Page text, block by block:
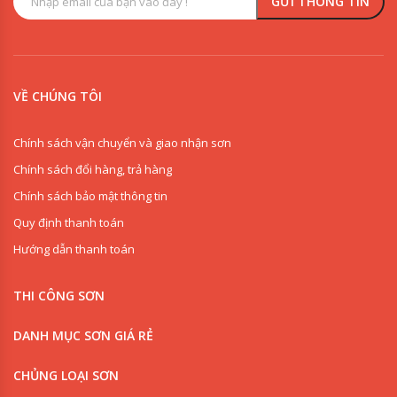
loãng bằng dung môi chuyên dụng
thoáng để đạt hiệu quả tối ưu.
VỀ CHÚNG TÔI
Chính sách vận chuyển và giao nhận sơn
Chính sách đổi hàng, trả hàng
Chính sách bảo mật thông tin
Quy định thanh toán
Hướng dẫn thanh toán
THI CÔNG SƠN
DANH MỤC SƠN GIÁ RẺ
CHỦNG LOẠI SƠN